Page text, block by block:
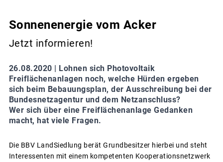
Sonnenenergie vom Acker
Jetzt informieren!
26.08.2020 | Lohnen sich Photovoltaik
Freiflächenanlagen noch, welche Hürden ergeben
sich beim Bebauungsplan, der Ausschreibung bei der
Bundesnetzagentur und dem Netzanschluss?
Wer sich über eine Freiflächenanlage Gedanken
macht, hat viele Fragen.
Die BBV LandSiedlung berät Grundbesitzer hierbei und steht
Interessenten mit einem kompetenten Kooperationsnetzwerk